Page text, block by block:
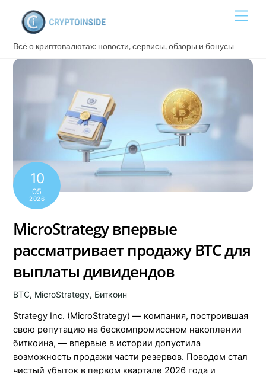
content
Всё о криптовалютах: новости, сервисы, обзоры и бонусы
10
05
2026
MicroStrategy впервые
рассматривает продажу BTC для
выплаты дивидендов
BTC, MicroStrategy, Биткоин
Strategy Inc. (MicroStrategy) — компания, построившая
свою репутацию на бескомпромиссном накоплении
биткоина, — впервые в истории допустила
возможность продажи части резервов. Поводом стал
чистый убыток в первом квартале 2026 года и